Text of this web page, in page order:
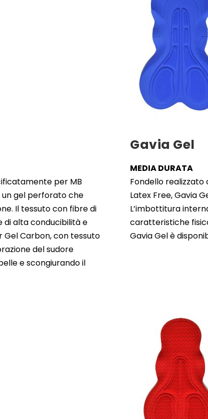
per MB
un gel perforato che
Il tessuto con fibre di
alta conducibilità e
Carbon, con tessuto
del sudore
e scongiurando il
Gavia Gel
MEDIA DURATA
Fondello
Latex Free, Gavia
L’imbottitura
caratteristiche
Gavia Gel è